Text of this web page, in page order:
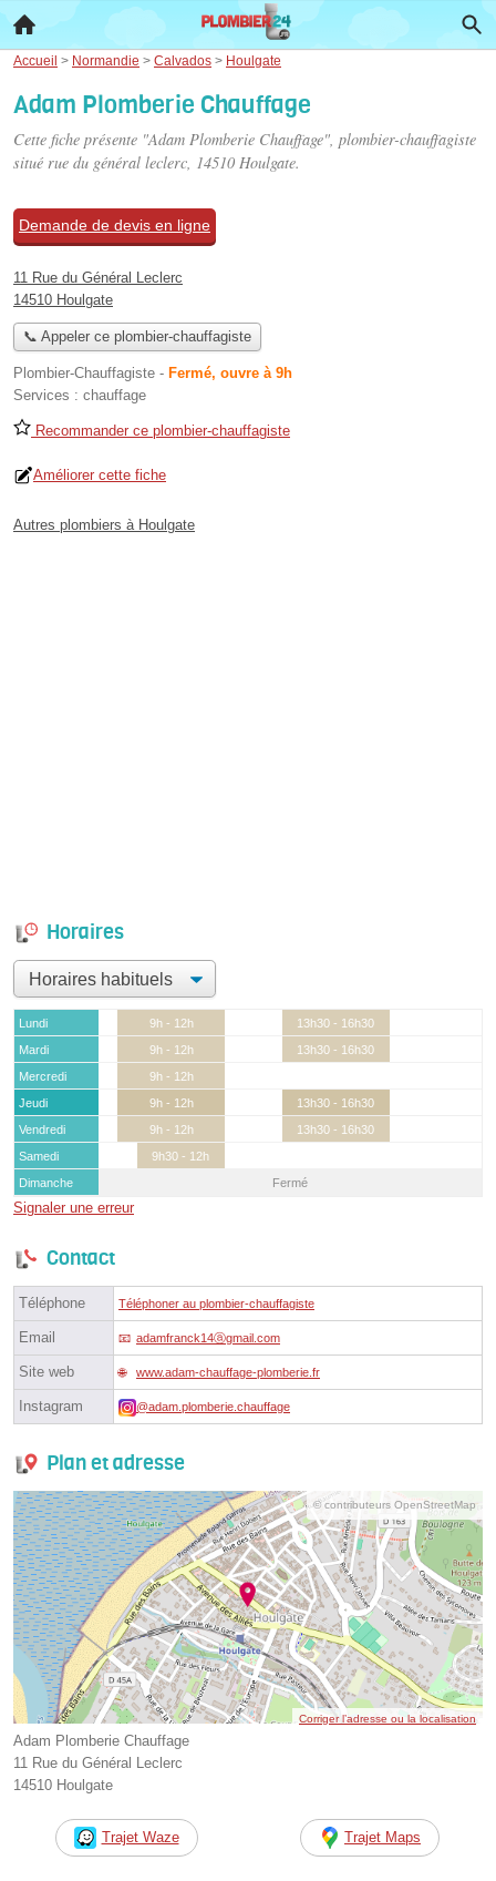
Accueil > Normandie > Calvados > Houlgate
Adam Plomberie Chauffage
Cette fiche présente "Adam Plomberie Chauffage", plombier-chauffagiste
situé rue du général leclerc, 14510 Houlgate.
Demande de devis en ligne
11 Rue du Général Leclerc
14510 Houlgate
📞 Appeler ce plombier-chauffagiste
Plombier-Chauffagiste - Fermé, ouvre à 9h
Services : chauffage
Recommander ce plombier-chauffagiste
Améliorer cette fiche
Autres plombiers à Houlgate
Horaires
Lundi 9h - 12h
13h30 - 16h30
Mardi
9h - 12h
13h30 - 16h30
Mercredi
9h - 12h
Jeudi
9h - 12h
13h30 - 16h30
Vendredi
9h - 12h
13h30 - 16h30
Samedi
9h30 - 12h
Dimanche
Fermé
Signaler une erreur
Contact
Téléphone Téléphoner au plombier-chauffagiste
Email adamfranck14ⓐgmail.com
Site web www.adam-chauffage-plomberie.fr
Instagram @adam.plomberie.chauffage
Plan et adresse
© contributeurs OpenStreetMap
Corriger l’adresse ou la localisation
Adam Plomberie Chauffage
11 Rue du Général Leclerc
14510 Houlgate
Trajet Waze Trajet Maps